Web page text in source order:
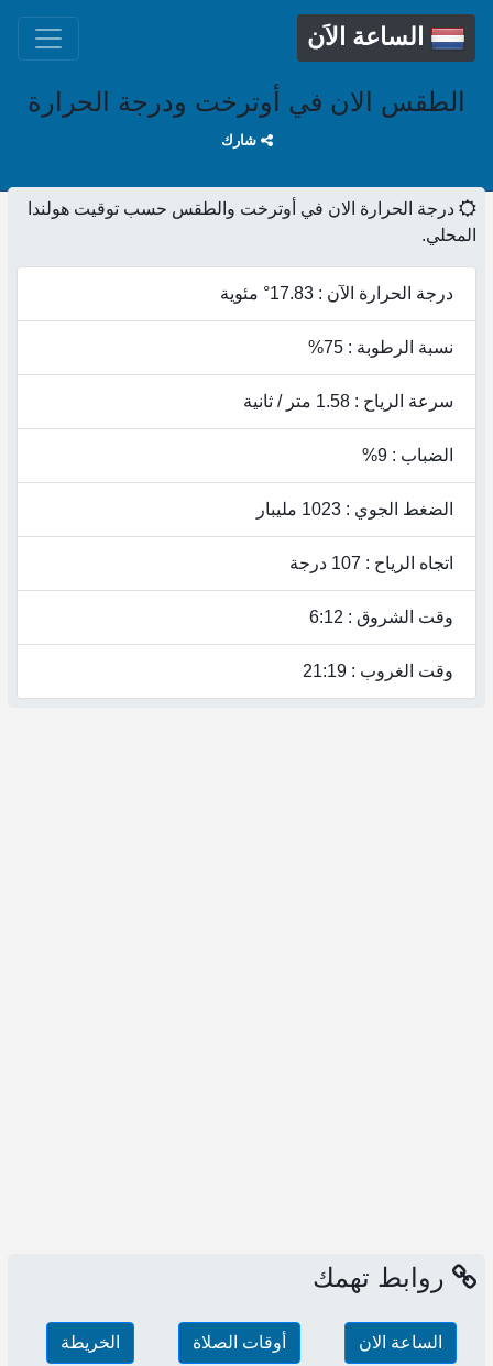
الساعة الاَن
الطقس الان في أوترخت ودرجة الحرارة
شارك
درجة الحرارة الان في أوترخت والطقس حسب توقيت هولندا
المحلي.
درجة الحرارة الآن : 17.83° مئوية
نسبة الرطوبة : 75%
سرعة الرياح : 1.58 متر / ثانية
الضباب : 9%
الضغط الجوي : 1023 مليبار
اتجاه الرياح : 107 درجة
وقت الشروق : 6:12
وقت الغروب : 21:19
روابط تهمك
الساعة الان أوقات الصلاة الخريطة